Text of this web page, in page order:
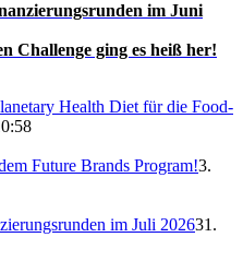
im Juni
Challenge ging es heiß her!
Health Diet für die Food-
Future Brands Program!3.
im Juli 202631.